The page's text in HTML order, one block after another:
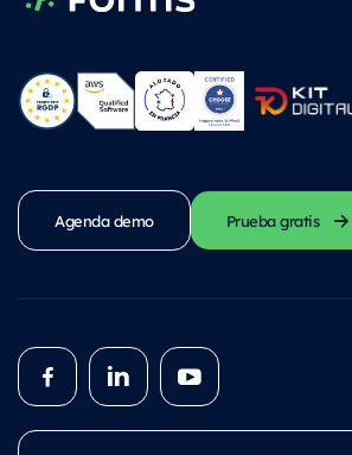
Agenda demo Prueba gratis